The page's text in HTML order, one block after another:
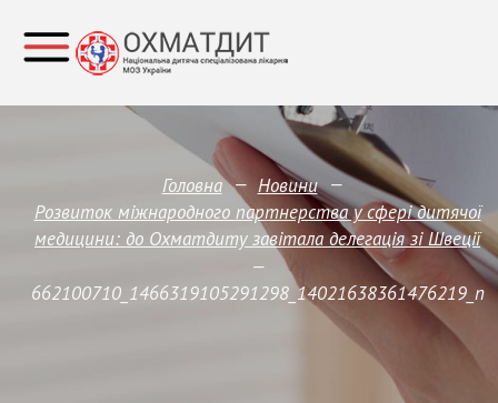
Головна — Новини —
Розвиток міжнародного партнерства у сфері дитячої
медицини: до Охматдиту завітала делегація зі Швеції
—
662100710_1466319105291298_14021638361476219_n